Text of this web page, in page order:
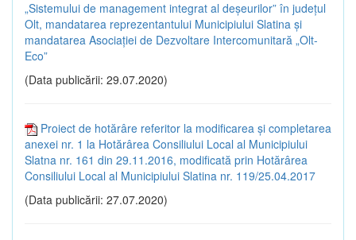
„Sistemului de management integrat al deșeurilor” în județul
Olt, mandatarea reprezentantului Municipiului Slatina și
mandatarea Asociației de Dezvoltare Intercomunitară „Olt-
Eco”
(Data publicării: 29.07.2020)
Proiect de hotărâre referitor la modificarea și completarea
anexei nr. 1 la Hotărârea Consiliului Local al Municipiului
Slatna nr. 161 din 29.11.2016, modificată prin Hotărârea
Consiliului Local al Municipiului Slatina nr. 119/25.04.2017
(Data publicării: 27.07.2020)